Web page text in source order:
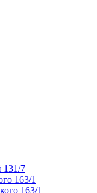
131/7
163/1
163/1